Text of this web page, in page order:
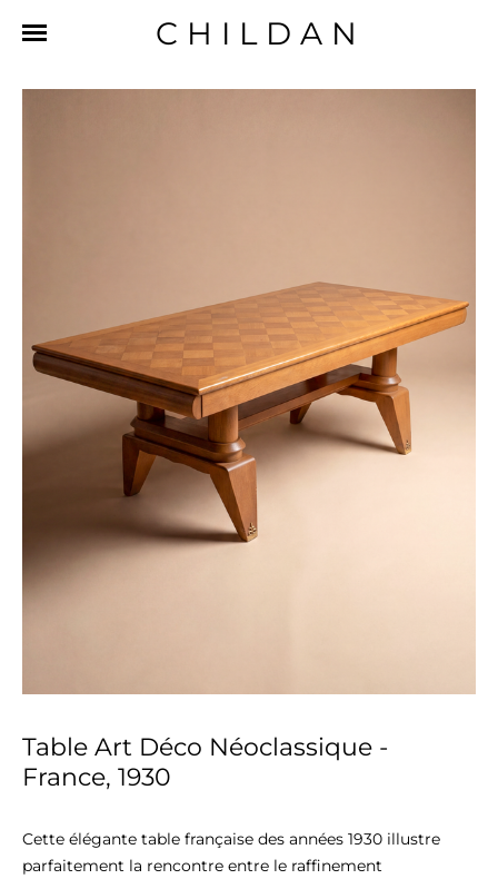
CHILDAN
Table Art Déco Néoclassique -
France, 1930
Cette élégante table française des années 1930 illustre
parfaitement la rencontre entre le raffinement